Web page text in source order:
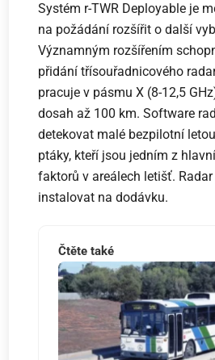
Systém r-TWR Deployable je
na požádání rozšířit o další
Významným rozšířením
přidání třísouřadnicového
pracuje v pásmu X (8-12,5
dosah až 100 km. Software
detekovat malé bezpilotní
ptáky, kteří jsou jedním z
faktorů v areálech letišť.
instalovat na dodávku.
Čtěte také